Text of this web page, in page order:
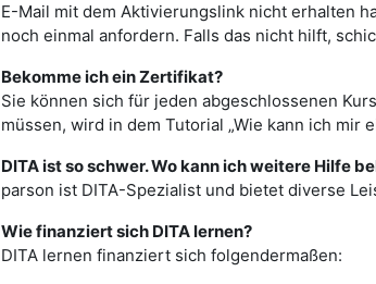
E-Mail mit dem Aktivierungslink nicht erhalten
noch einmal anfordern. Falls das nicht hilft,
Bekomme ich ein Zertifikat?
Sie können sich für jeden abgeschlossenen
müssen, wird in dem Tutorial „Wie kann ich mir
DITA ist so schwer. Wo kann ich weitere Hilfe
parson ist DITA-Spezialist und bietet diverse
Wie finanziert sich DITA lernen?
DITA lernen finanziert sich folgendermaßen: